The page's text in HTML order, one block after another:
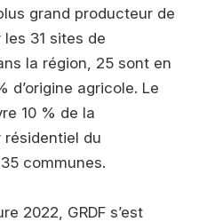
grand producteur de
31 sites de
la région, 25 sont en
d’origine agricole. Le
10 % de la
du
communes.
2022, GRDF s’est